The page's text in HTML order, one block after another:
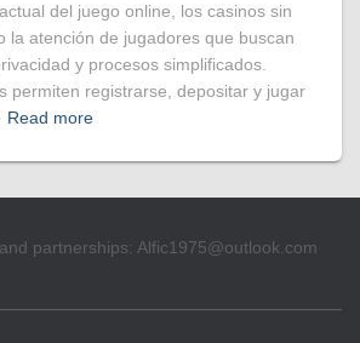
del juego online, los casinos sin
la atención de jugadores que buscan
y procesos simplificados.
permiten registrarse, depositar y jugar
Read more
partnerships: Alfic1975@outlook.com